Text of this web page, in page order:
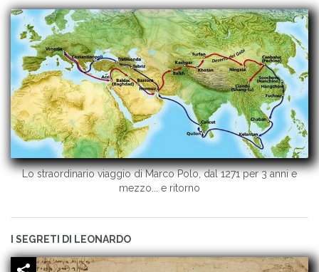
Lo straordinario viaggio di Marco Polo, dal 1271 per 3 anni e
mezzo... e ritorno
I SEGRETI DI LEONARDO